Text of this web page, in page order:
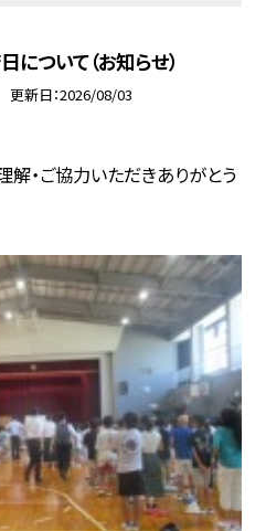
について（お知らせ）
更新日 2026/08/03
・ご協力いただきありがとう